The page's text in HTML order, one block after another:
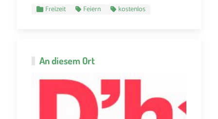
Freizeit Feiern kostenlos
An diesem Ort